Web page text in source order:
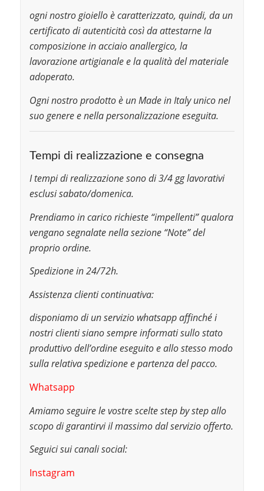
ogni nostro gioiello è caratterizzato, quindi, da un
certificato di autenticità così da attestarne la
composizione in acciaio anallergico, la
lavorazione artigianale e la qualità del materiale
adoperato.
Ogni nostro prodotto è un Made in Italy unico nel
suo genere e nella personalizzazione eseguita.
Tempi di realizzazione e consegna
I tempi di realizzazione sono di 3/4 gg lavorativi
esclusi sabato/domenica.
Prendiamo in carico richieste “impellenti” qualora
vengano segnalate nella sezione “Note” del
proprio ordine.
Spedizione in 24/72h.
Assistenza clienti continuativa:
disponiamo di un servizio whatsapp affinché i
nostri clienti siano sempre informati sullo stato
produttivo dell’ordine eseguito e allo stesso modo
sulla relativa spedizione e partenza del pacco.
Whatsapp
Amiamo seguire le vostre scelte step by step allo
scopo di garantirvi il massimo dal servizio offerto.
Seguici sui canali social:
Instagram